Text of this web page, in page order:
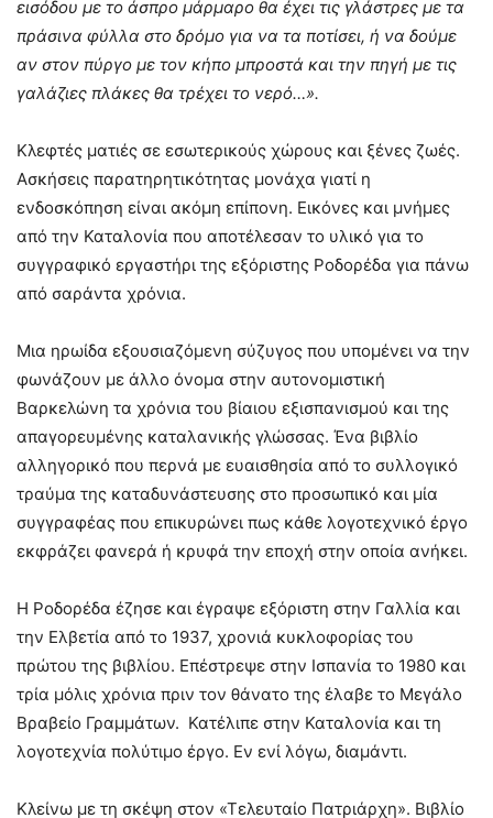
εισόδου με το άσπρο μάρμαρο θα έχει τις γλάστρες με τα
πράσινα φύλλα στο δρόμο για να τα ποτίσει, ή να δούμε
αν στον πύργο με τον κήπο μπροστά και την πηγή με τις
γαλάζιες πλάκες θα τρέχει το νερό…».
Κλεφτές ματιές σε εσωτερικούς χώρους και ξένες ζωές.
Ασκήσεις παρατηρητικότητας μονάχα γιατί η
ενδοσκόπηση είναι ακόμη επίπονη. Εικόνες και μνήμες
από την Καταλονία που αποτέλεσαν το υλικό για το
συγγραφικό εργαστήρι της εξόριστης Ροδορέδα για πάνω
από σαράντα χρόνια.
Μια ηρωίδα εξουσιαζόμενη σύζυγος που υπομένει να την
φωνάζουν με άλλο όνομα στην αυτονομιστική
Βαρκελώνη τα χρόνια του βίαιου εξισπανισμού και της
απαγορευμένης καταλανικής γλώσσας. Ένα βιβλίο
αλληγορικό που περνά με ευαισθησία από το συλλογικό
τραύμα της καταδυνάστευσης στο προσωπικό και μία
συγγραφέας που επικυρώνει πως κάθε λογοτεχνικό έργο
εκφράζει φανερά ή κρυφά την εποχή στην οποία ανήκει.
Η Ροδορέδα έζησε και έγραψε εξόριστη στην Γαλλία και
την Ελβετία από το 1937, χρονιά κυκλοφορίας του
πρώτου της βιβλίου. Επέστρεψε στην Ισπανία το 1980 και
τρία μόλις χρόνια πριν τον θάνατο της έλαβε το Μεγάλο
Βραβείο Γραμμάτων. Κατέλιπε στην Καταλονία και τη
λογοτεχνία πολύτιμο έργο. Εν ενί λόγω, διαμάντι.
Κλείνω με τη σκέψη στον «Τελευταίο Πατριάρχη». Βιβλίο